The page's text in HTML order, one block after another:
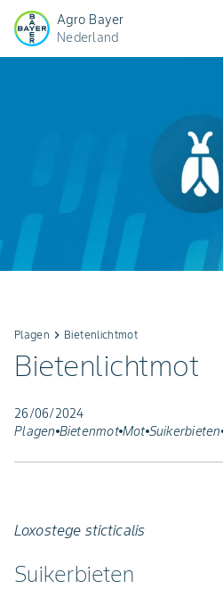
Agro Bayer
Nederland
Plagen keyboard_arrow_right Bietenlichtmot
Bietenlichtmot
26/06/2024
Plagen Bietenmot Mot Suikerbieten
Loxostege sticticalis
Suikerbieten